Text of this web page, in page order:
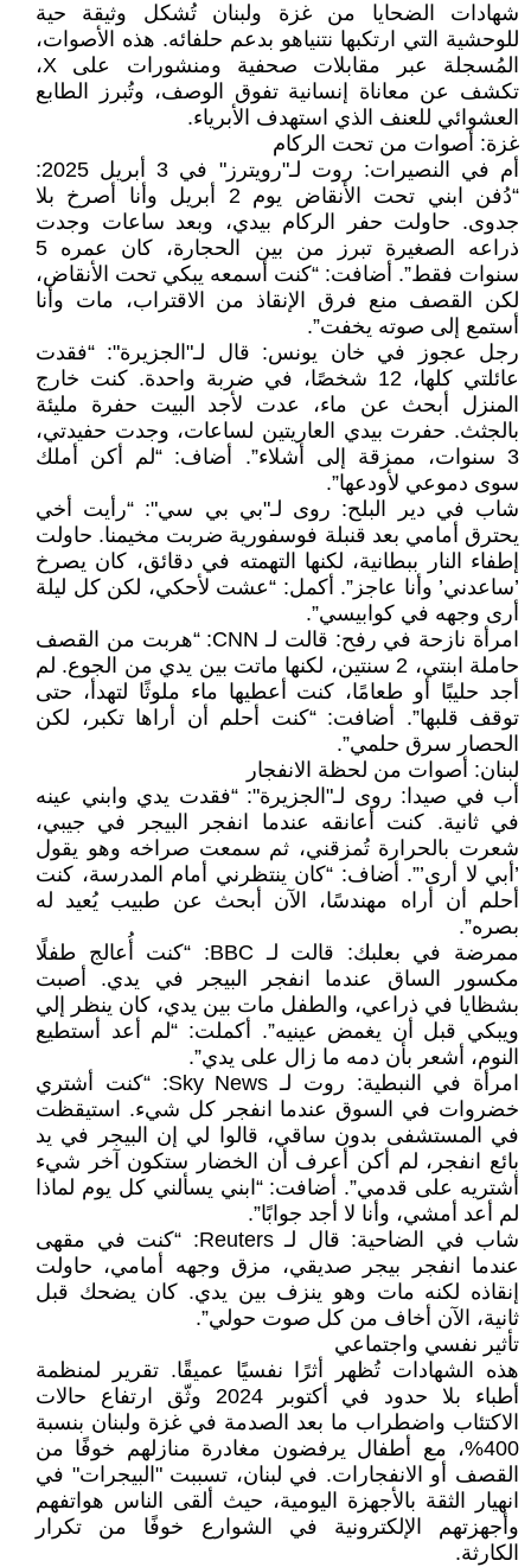
شهادات الضحايا من غزة ولبنان تُشكل وثيقة حية
للوحشية التي ارتكبها نتنياهو بدعم حلفائه. هذه الأصوات،
المُسجلة عبر مقابلات صحفية ومنشورات على X،
تكشف عن معاناة إنسانية تفوق الوصف، وتُبرز الطابع
العشوائي للعنف الذي استهدف الأبرياء.
غزة: أصوات من تحت الركام
أم في النصيرات: روت لـ"رويترز" في 3 أبريل 2025:
“دُفن ابني تحت الأنقاض يوم 2 أبريل وأنا أصرخ بلا
جدوى. حاولت حفر الركام بيدي، وبعد ساعات وجدت
ذراعه الصغيرة تبرز من بين الحجارة، كان عمره 5
سنوات فقط”. أضافت: “كنت أسمعه يبكي تحت الأنقاض،
لكن القصف منع فرق الإنقاذ من الاقتراب، مات وأنا
أستمع إلى صوته يخفت”.
رجل عجوز في خان يونس: قال لـ"الجزيرة": “فقدت
عائلتي كلها، 12 شخصًا، في ضربة واحدة. كنت خارج
المنزل أبحث عن ماء، عدت لأجد البيت حفرة مليئة
بالجثث. حفرت بيدي العاريتين لساعات، وجدت حفيدتي،
3 سنوات، ممزقة إلى أشلاء”. أضاف: “لم أكن أملك
سوى دموعي لأودعها”.
شاب في دير البلح: روى لـ"بي بي سي": “رأيت أخي
يحترق أمامي بعد قنبلة فوسفورية ضربت مخيمنا. حاولت
إطفاء النار ببطانية، لكنها التهمته في دقائق، كان يصرخ
’ساعدني’ وأنا عاجز”. أكمل: “عشت لأحكي، لكن كل ليلة
أرى وجهه في كوابيسي”.
امرأة نازحة في رفح: قالت لـ CNN: “هربت من القصف
حاملة ابنتي، 2 سنتين، لكنها ماتت بين يدي من الجوع. لم
أجد حليبًا أو طعامًا، كنت أعطيها ماء ملوثًا لتهدأ، حتى
توقف قلبها”. أضافت: “كنت أحلم أن أراها تكبر، لكن
الحصار سرق حلمي”.
لبنان: أصوات من لحظة الانفجار
أب في صيدا: روى لـ"الجزيرة": “فقدت يدي وابني عينه
في ثانية. كنت أعانقه عندما انفجر البيجر في جيبي،
شعرت بالحرارة تُمزقني، ثم سمعت صراخه وهو يقول
’أبي لا أرى’”. أضاف: “كان ينتظرني أمام المدرسة، كنت
أحلم أن أراه مهندسًا، الآن أبحث عن طبيب يُعيد له
بصره”.
ممرضة في بعلبك: قالت لـ BBC: “كنت أُعالج طفلًا
مكسور الساق عندما انفجر البيجر في يدي. أصبت
بشظايا في ذراعي، والطفل مات بين يدي، كان ينظر إلي
ويبكي قبل أن يغمض عينيه”. أكملت: “لم أعد أستطيع
النوم، أشعر بأن دمه ما زال على يدي”.
امرأة في النبطية: روت لـ Sky News: “كنت أشتري
خضروات في السوق عندما انفجر كل شيء. استيقظت
في المستشفى بدون ساقي، قالوا لي إن البيجر في يد
بائع انفجر، لم أكن أعرف أن الخضار ستكون آخر شيء
أشتريه على قدمي”. أضافت: “ابني يسألني كل يوم لماذا
لم أعد أمشي، وأنا لا أجد جوابًا”.
شاب في الضاحية: قال لـ Reuters: “كنت في مقهى
عندما انفجر بيجر صديقي، مزق وجهه أمامي، حاولت
إنقاذه لكنه مات وهو ينزف بين يدي. كان يضحك قبل
ثانية، الآن أخاف من كل صوت حولي”.
تأثير نفسي واجتماعي
هذه الشهادات تُظهر أثرًا نفسيًا عميقًا. تقرير لمنظمة
أطباء بلا حدود في أكتوبر 2024 وثّق ارتفاع حالات
الاكتئاب واضطراب ما بعد الصدمة في غزة ولبنان بنسبة
400%، مع أطفال يرفضون مغادرة منازلهم خوفًا من
القصف أو الانفجارات. في لبنان، تسببت "البيجرات" في
انهيار الثقة بالأجهزة اليومية، حيث ألقى الناس هواتفهم
وأجهزتهم الإلكترونية في الشوارع خوفًا من تكرار
الكارثة.